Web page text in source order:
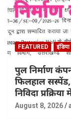
FEATURED इंडिया
पुल निर्माण
फिलहाल
निविदा
August 8, 2026